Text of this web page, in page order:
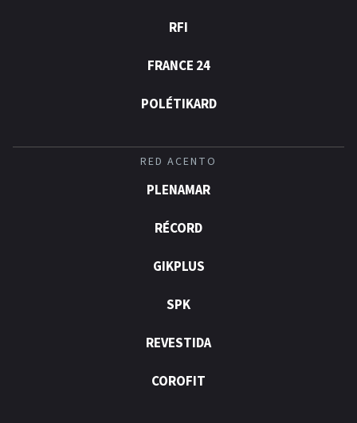
RFI
FRANCE 24
POLÉTIKARD
RED ACENTO
PLENAMAR
RÉCORD
GIKPLUS
SPK
REVESTIDA
COROFIT